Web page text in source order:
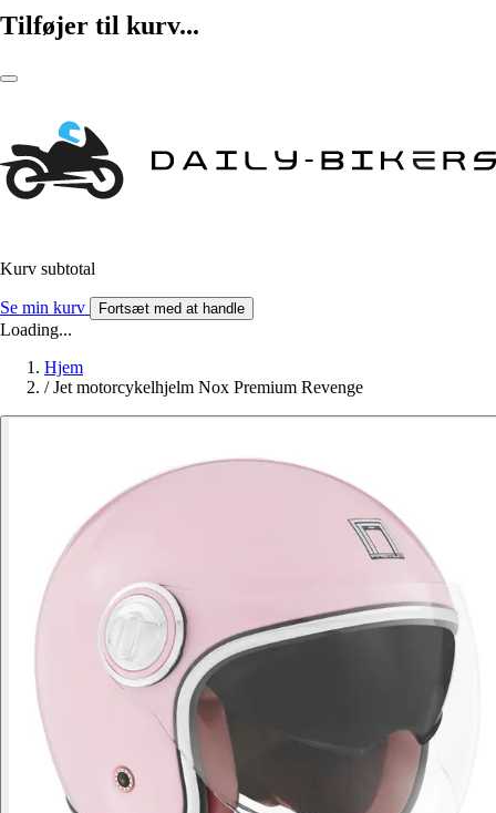
Tilføjer til kurv...
Kurv subtotal
Se min kurv Fortsæt med at handle
Loading...
Hjem
/ Jet motorcykelhjelm Nox Premium Revenge